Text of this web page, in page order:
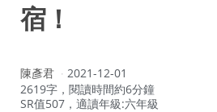
宿！
作
者：
陳彥君
2021-12-01
2619字，閱讀時間約6分鐘
SR值507，適讀年級:六年級